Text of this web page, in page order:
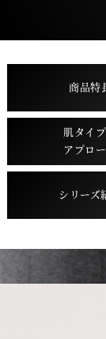
商品特
肌タイプ
アプロ
シリーズ